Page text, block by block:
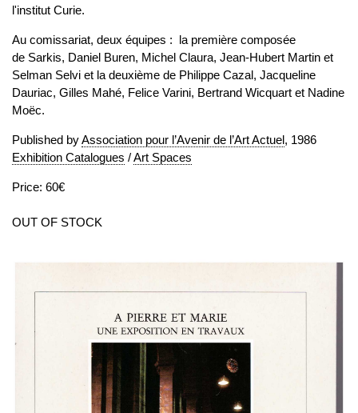
l'institut Curie.
Au comissariat, deux équipes : la première composée
de Sarkis, Daniel Buren, Michel Claura, Jean-Hubert Martin et
Selman Selvi et la deuxième de Philippe Cazal, Jacqueline
Dauriac, Gilles Mahé, Felice Varini, Bertrand Wicquart et Nadine
Moëc.
Published byAssociation pour l’Avenir de l’Art Actuel, 1986
Exhibition Catalogues /Art Spaces
Price: 60€
OUT OF STOCK